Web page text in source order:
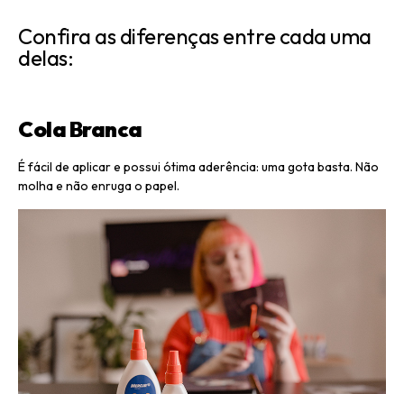
Confira as diferenças entre cada uma
delas:
Cola Branca
É fácil de aplicar e possui ótima aderência: uma gota basta. Não
molha e não enruga o papel.